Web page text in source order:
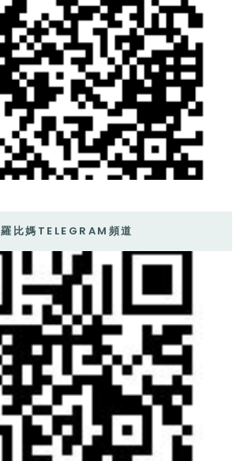
羅比媽TELEGRAM頻道